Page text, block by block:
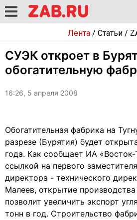
Лента/ Статьи/
СУЭК откроет в
обогатительную
16:26, 5 апреля 2008
Обогатительная фабрика на
разрезе (Бурятия) будет
года. Как сообщает ИА
ссылкой на первого
директора - технического
Малеев, открытие
позволит увеличить экспорт
тонн в год. Строительство